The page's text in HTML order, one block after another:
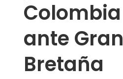
Colombia
ante Gran
Bretaña